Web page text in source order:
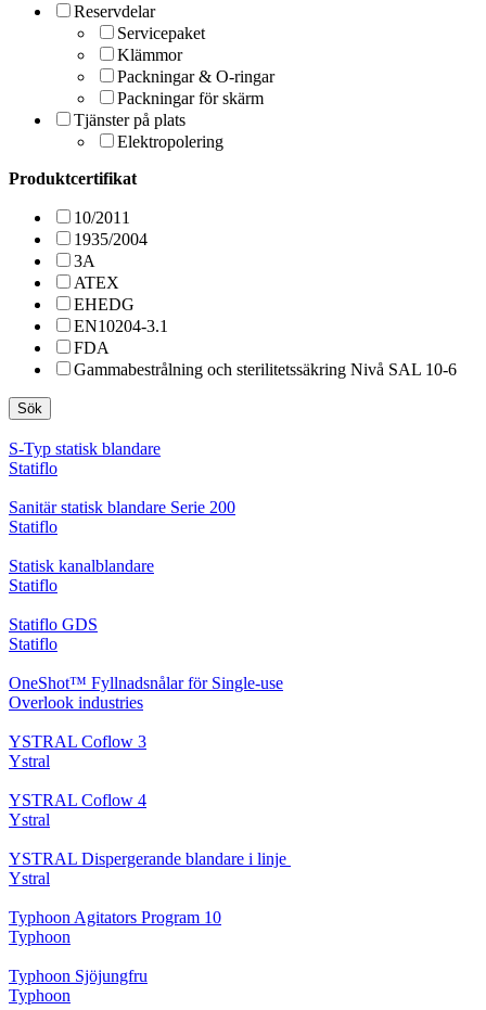
Reservdelar
Servicepaket
Klämmor
Packningar & O-ringar
Packningar för skärm
Tjänster på plats
Elektropolering
Produktcertifikat
10/2011
1935/2004
3A
ATEX
EHEDG
EN10204-3.1
FDA
Gammabestrålning och sterilitetssäkring Nivå SAL 10-6
Sök
S-Typ statisk blandare
Statiflo
Sanitär statisk blandare Serie 200
Statiflo
Statisk kanalblandare
Statiflo
Statiflo GDS
Statiflo
OneShot™ Fyllnadsnålar för Single-use
Overlook industries
YSTRAL Coflow 3
Ystral
YSTRAL Coflow 4
Ystral
YSTRAL Dispergerande blandare i linje ‍‍
Ystral
Typhoon Agitators Program 10
Typhoon
Typhoon Sjöjungfru
Typhoon